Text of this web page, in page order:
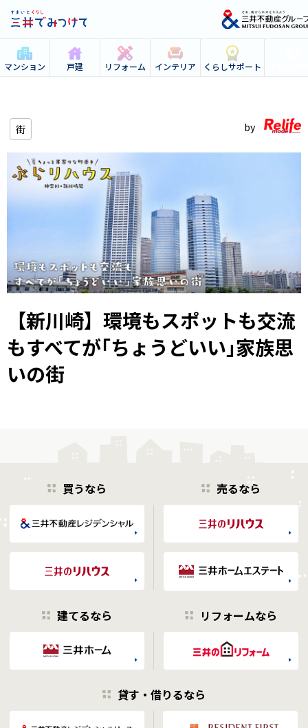
マンション 戸建 リフォーム インテリア くらしサポート
街
【新川崎】環境もスポットも交流
もすべてが｢ちょうどいい｣家族思
いの街
買うなら 売るなら
建てるなら リフォームなら
貸す・借りるなら